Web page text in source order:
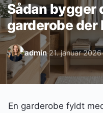
Sådan bygger
garderobe der
admin·21. januar 2026·
En garderobe fyldt